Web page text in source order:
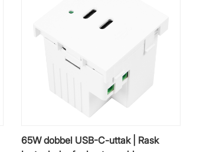
65W dobbel USB-C-uttak | Rask